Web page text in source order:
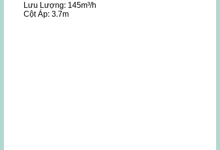
Lưu Lượng: 145m³/h
Cột Áp: 3.7m